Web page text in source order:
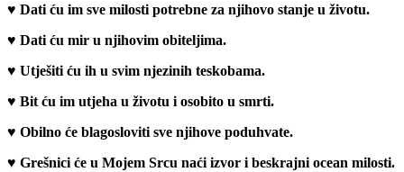
♥ Dati ću im sve milosti potrebne za njihovo stanje u životu.
♥ Dati ću mir u njihovim obiteljima.
♥ Utješiti ću ih u svim njezinih teskobama.
♥ Bit ću im utjeha u životu i osobito u smrti.
♥ Obilno će blagosloviti sve njihove poduhvate.
♥ Grešnici će u Mojem Srcu naći izvor i beskrajni ocean milosti.